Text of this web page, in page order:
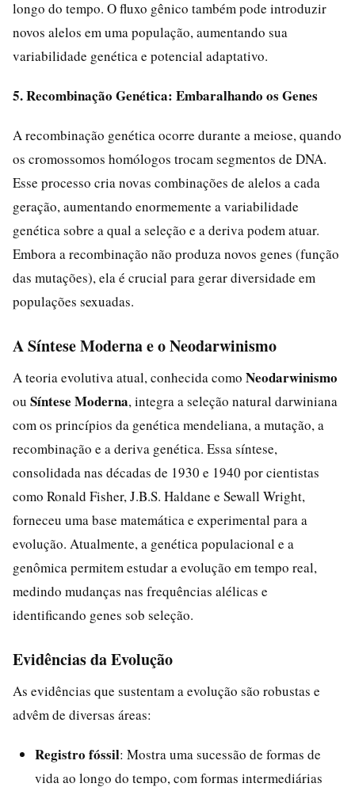
longo do tempo. O fluxo gênico também pode introduzir
novos alelos em uma população, aumentando sua
variabilidade genética e potencial adaptativo.
5. Recombinação Genética: Embaralhando os Genes
A recombinação genética ocorre durante a meiose, quando
os cromossomos homólogos trocam segmentos de DNA.
Esse processo cria novas combinações de alelos a cada
geração, aumentando enormemente a variabilidade
genética sobre a qual a seleção e a deriva podem atuar.
Embora a recombinação não produza novos genes (função
das mutações), ela é crucial para gerar diversidade em
populações sexuadas.
A Síntese Moderna e o Neodarwinismo
A teoria evolutiva atual, conhecida como Neodarwinismo
ou Síntese Moderna, integra a seleção natural darwiniana
com os princípios da genética mendeliana, a mutação, a
recombinação e a deriva genética. Essa síntese,
consolidada nas décadas de 1930 e 1940 por cientistas
como Ronald Fisher, J.B.S. Haldane e Sewall Wright,
forneceu uma base matemática e experimental para a
evolução. Atualmente, a genética populacional e a
genômica permitem estudar a evolução em tempo real,
medindo mudanças nas frequências alélicas e
identificando genes sob seleção.
Evidências da Evolução
As evidências que sustentam a evolução são robustas e
advêm de diversas áreas:
Registro fóssil: Mostra uma sucessão de formas de
vida ao longo do tempo, com formas intermediárias